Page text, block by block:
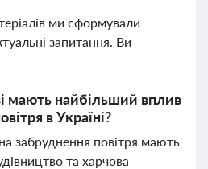
ми сформували
запитання. Ви
мають найбільший вплив
в Україні?
забруднення повітря мають
та харчова